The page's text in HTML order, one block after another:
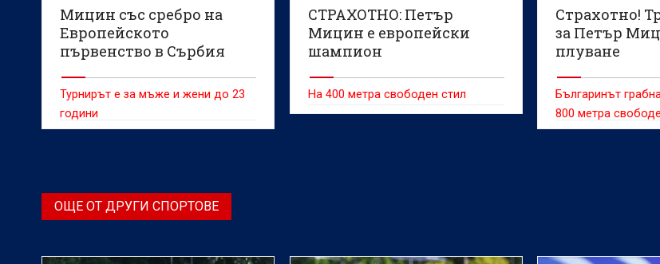
Мицин със сребро на
Европейското
първенство в Сърбия
Турнирът е за мъже и жени до 23
години
СТРАХОТНО: Петър
Мицин е европейски
шампион
На 400 метра свободен стил
Страхотно!
за Петър
плуване
Българинът
800 метра
ОЩЕ ОТ ДРУГИ СПОРТОВЕ